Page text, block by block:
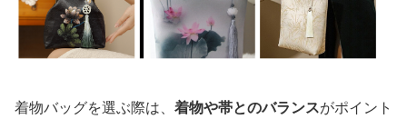
着物バッグを選ぶ際は、 着物や帯とのバランスがポイント